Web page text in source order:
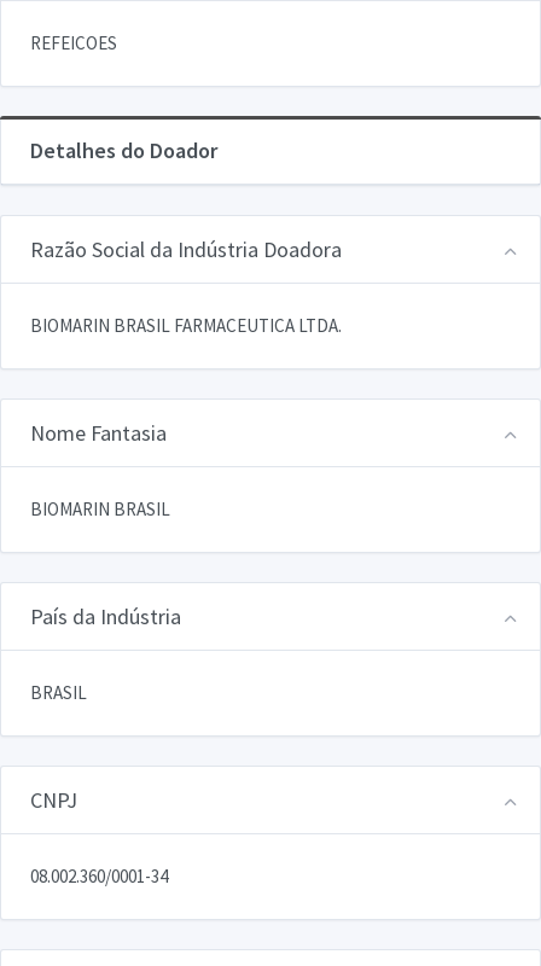
REFEICOES
Detalhes do Doador
Razão Social da Indústria Doadora
BIOMARIN BRASIL FARMACEUTICA LTDA.
Nome Fantasia
BIOMARIN BRASIL
País da Indústria
BRASIL
CNPJ
08.002.360/0001-34